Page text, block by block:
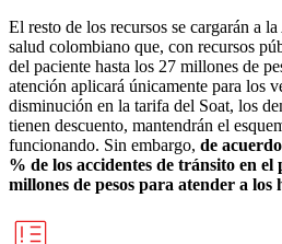
El resto de los recursos se cargarán a
salud colombiano que, con recursos
del paciente hasta los 27 millones de
atención aplicará únicamente para los
disminución en la tarifa del Soat, los
tienen descuento, mantendrán el
funcionando. Sin embargo, de
% de los accidentes de tránsito en el
millones de pesos para atender a los